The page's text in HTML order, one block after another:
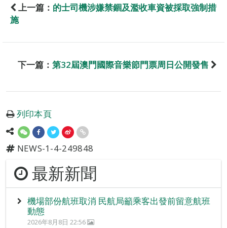
上一篇： 的士司機涉嫌禁錮及濫收車資被採取強制措
施
下一篇： 第32屆澳門國際音樂節門票周日公開發售
列印本頁
NEWS-1-4-249848
最新新聞
機場部份航班取消 民航局籲乘客出發前留意航班
動態
2026年8月8日 22:56